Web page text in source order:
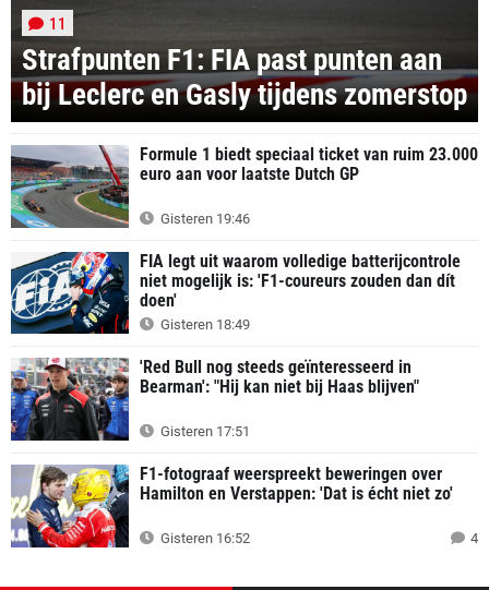
Strafpunten F1: FIA past punten aan
bij Leclerc en Gasly tijdens zomerstop
11
Formule 1 biedt speciaal ticket van ruim 23.000
euro aan voor laatste Dutch GP
Gisteren 19:46
FIA legt uit waarom volledige batterijcontrole
niet mogelijk is: 'F1-coureurs zouden dan dít
doen'
Gisteren 18:49
'Red Bull nog steeds geïnteresseerd in
Bearman': "Hij kan niet bij Haas blijven"
Gisteren 17:51
F1-fotograaf weerspreekt beweringen over
Hamilton en Verstappen: 'Dat is écht niet zo'
Gisteren 16:52 4